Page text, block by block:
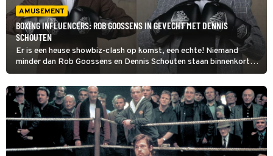
AMUSEMENT
BOXING INFLUENCERS: ROB GOOSSENS IN GEVECHT MET DENNIS
SCHOUTEN
Er is een heuse showbiz-clash op komst, een echte! Niemand
minder dan Rob Goossens en Dennis Schouten staan binnenkort
namelijk oog in oog tegenover elkaar in de boksring van Boxing
Influencers, zo maakt Videoland zojuist bekend. Daarnaast zijn er
ook nog andere bekende namen die zich letterlijk in het zweet gaan
werken.